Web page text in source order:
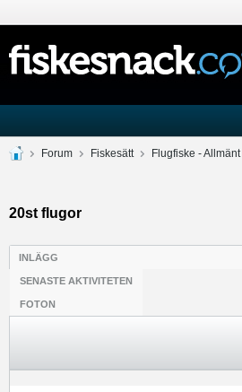
Forum Fiskesätt Flugfiske - Allmänt
20st flugor
INLÄGG
SENASTE AKTIVITETEN
FOTON